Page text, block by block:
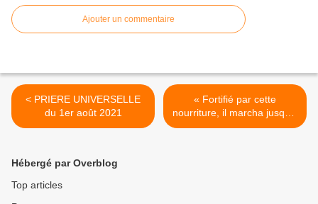
Ajouter un commentaire
< PRIERE UNIVERSELLE
du 1er août 2021
« Fortifié par cette
nourriture, il marcha jusqu’à
la montagne de Dieu » >
Hébergé par Overblog
Top articles